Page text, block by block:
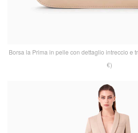
Borsa la Prima in pelle con dettaglio intreccio e
€)